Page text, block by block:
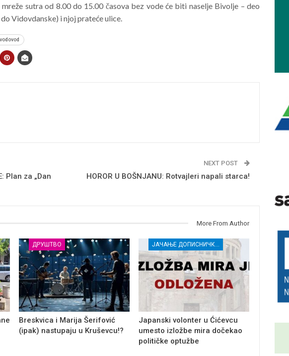
sutra od 8.00 do 15.00 časova bez vode će biti naselje Bivolje – deo
Vidovdanske) i njoj prateće ulice.
vodovod
Plan za „Dan
NEXT POST
HOROR U BOŠNJANU: Rotvajleri napali starca!
More From Author
ДРУШТВО
Breskvica i Marija Šerifović
(ipak) nastupaju u Kruševcu!?
ЈАЧАЊЕ ДОПИСНИЧКЕ МРЕЖЕ НЕЗАВИСНИХ МЕДИЈА У РАСИНСКОМ ОКРУГУ
Japanski volonter u Ćićevcu
umesto izložbe mira dočekao
političke optužbe